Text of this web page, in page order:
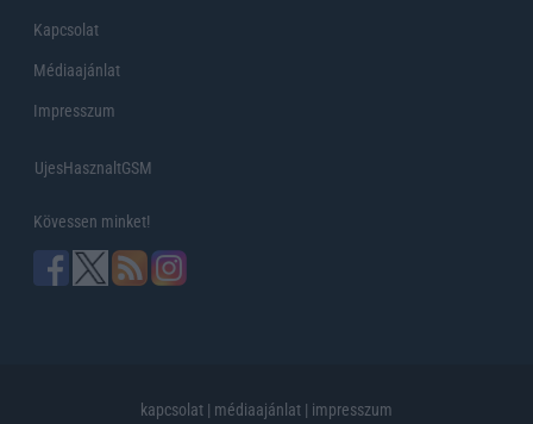
Kapcsolat
Médiaajánlat
Impresszum
UjesHasznaltGSM
Kövessen minket!
kapcsolat | médiaajánlat | impresszum